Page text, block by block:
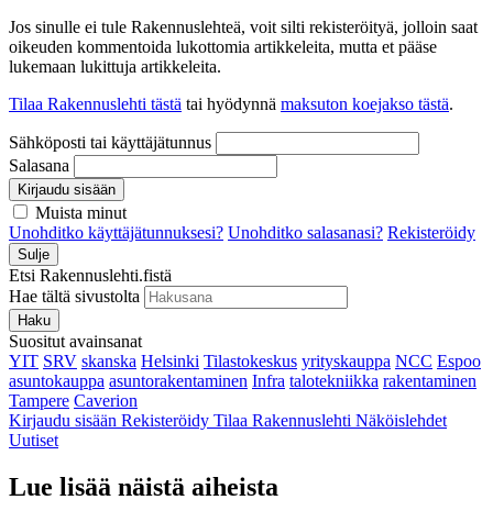
Jos sinulle ei tule Rakennuslehteä, voit silti rekisteröityä, jolloin saat
oikeuden kommentoida lukottomia artikkeleita, mutta et pääse
lukemaan lukittuja artikkeleita.
Tilaa Rakennuslehti tästä tai hyödynnä maksuton koejakso tästä.
Sähköposti tai käyttäjätunnus
Salasana
Kirjaudu sisään
Muista minut
Unohditko käyttäjätunnuksesi? Unohditko salasanasi? Rekisteröidy
Sulje
Etsi Rakennuslehti.fistä
Hae tältä sivustolta
Haku
Suositut avainsanat
YIT SRV skanska Helsinki Tilastokeskus yrityskauppa NCC Espoo
asuntokauppa asuntorakentaminen Infra talotekniikka rakentaminen
Tampere Caverion
Kirjaudu sisään Rekisteröidy Tilaa Rakennuslehti Näköislehdet
Uutiset
Lue lisää näistä aiheista